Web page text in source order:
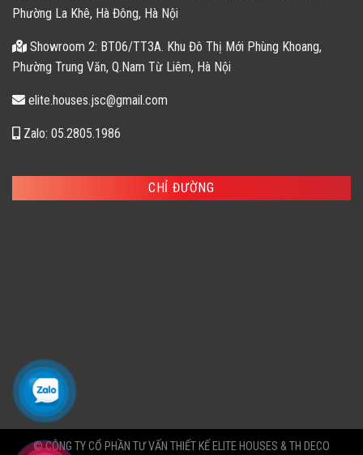
Phường La Khê, Hà Đông, Hà Nội
Showroom 2: BT06/TT3A. Khu Đô Thị Mới Phùng Khoang,
Phường Trung Văn, Q.Nam Từ Liêm, Hà Nội
elite.houses.jsc@gmail.com
Zalo: 05.2805.1986
CHỈ ĐƯỜNG
© CÔNG TY CỔ PHẦN TƯ VẤN THIẾT KẾ ELITE HOUSES & TH DECO